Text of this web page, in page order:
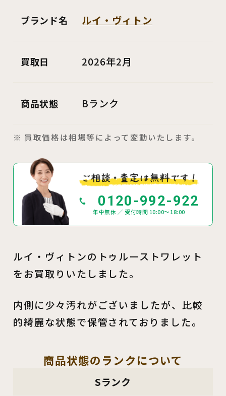
ブランド名 ルイ・ヴィトン
買取日 2026年2月
商品状態 Bランク
※ 買取価格は相場等によって変動いたします。
0120-992-922
年中無休 ／ 受付時間 10:00～18:00
ルイ・ヴィトンのトゥルーストワレット
をお買取りいたしました。
内側に少々汚れがございましたが、比較
的綺麗な状態で保管されておりました。
商品状態のランクについて
Sランク